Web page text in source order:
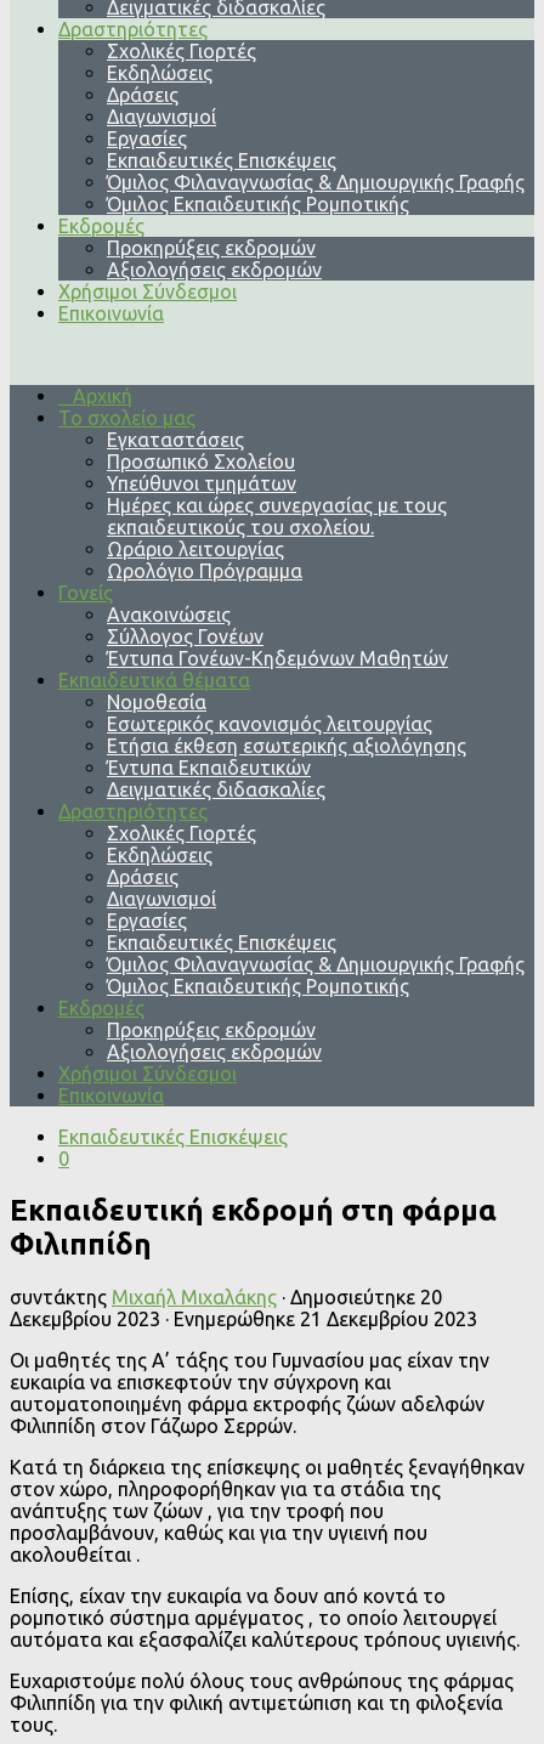
Δειγματικές διδασκαλίες
Δραστηριότητες
Σχολικές Γιορτές
Εκδηλώσεις
Δράσεις
Διαγωνισμοί
Εργασίες
Εκπαιδευτικές Επισκέψεις
Όμιλος Φιλαναγνωσίας & Δημιουργικής Γραφής
Όμιλος Εκπαιδευτικής Ρομποτικής
Εκδρομές
Προκηρύξεις εκδρομών
Αξιολογήσεις εκδρομών
Χρήσιμοι Σύνδεσμοι
Επικοινωνία
Αρχική
Το σχολείο μας
Εγκαταστάσεις
Προσωπικό Σχολείου
Υπεύθυνοι τμημάτων
Ημέρες και ώρες συνεργασίας με τους
εκπαιδευτικούς του σχολείου.
Ωράριο λειτουργίας
Ωρολόγιο Πρόγραμμα
Γονείς
Ανακοινώσεις
Σύλλογος Γονέων
Έντυπα Γονέων-Κηδεμόνων Μαθητών
Εκπαιδευτικά θέματα
Νομοθεσία
Εσωτερικός κανονισμός λειτουργίας
Ετήσια έκθεση εσωτερικής αξιολόγησης
Έντυπα Εκπαιδευτικών
Δειγματικές διδασκαλίες
Δραστηριότητες
Σχολικές Γιορτές
Εκδηλώσεις
Δράσεις
Διαγωνισμοί
Εργασίες
Εκπαιδευτικές Επισκέψεις
Όμιλος Φιλαναγνωσίας & Δημιουργικής Γραφής
Όμιλος Εκπαιδευτικής Ρομποτικής
Εκδρομές
Προκηρύξεις εκδρομών
Αξιολογήσεις εκδρομών
Χρήσιμοι Σύνδεσμοι
Επικοινωνία
Εκπαιδευτικές Επισκέψεις
0
Εκπαιδευτική εκδρομή στη φάρμα
Φιλιππίδη
συντάκτης Μιχαήλ Μιχαλάκης · Δημοσιεύτηκε 20
Δεκεμβρίου 2023 · Ενημερώθηκε 21 Δεκεμβρίου 2023
Οι μαθητές της Α’ τάξης του Γυμνασίου μας είχαν την
ευκαιρία να επισκεφτούν την σύγχρονη και
αυτοματοποιημένη φάρμα εκτροφής ζώων αδελφών
Φιλιππίδη στον Γάζωρο Σερρών.
Κατά τη διάρκεια της επίσκεψης οι μαθητές ξεναγήθηκαν
στον χώρο, πληροφορήθηκαν για τα στάδια της
ανάπτυξης των ζώων , για την τροφή που
προσλαμβάνουν, καθώς και για την υγιεινή που
ακολουθείται .
Επίσης, είχαν την ευκαιρία να δουν από κοντά το
ρομποτικό σύστημα αρμέγματος , το οποίο λειτουργεί
αυτόματα και εξασφαλίζει καλύτερους τρόπους υγιεινής.
Ευχαριστούμε πολύ όλους τους ανθρώπους της φάρμας
Φιλιππίδη για την φιλική αντιμετώπιση και τη φιλοξενία
τους.